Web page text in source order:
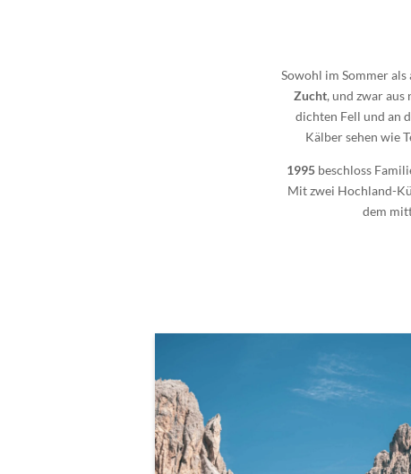
Sowohl im Sommer als
Zucht, und zwar aus
dichten Fell und an
Kälber sehen wie
1995 beschloss
Mit zwei Hochland-
dem